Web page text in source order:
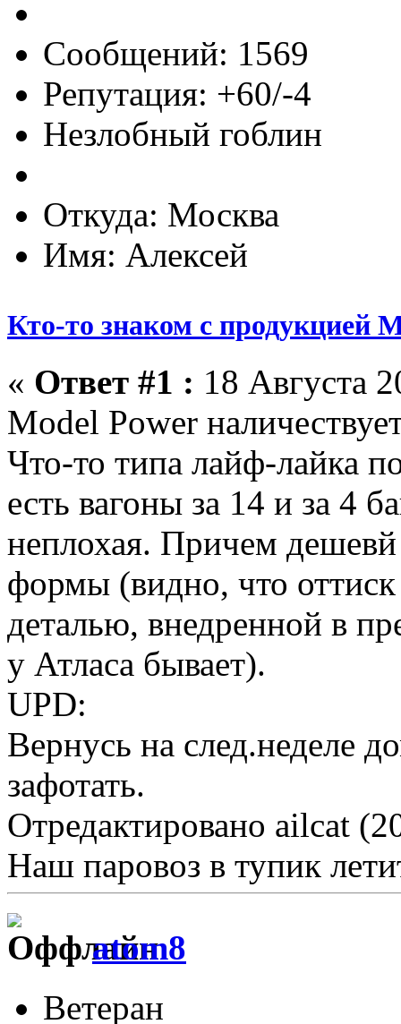
Сообщений: 1569
Репутация: +60/-4
Незлобный гоблин
Откуда: Москва
Имя: Алексей
Кто-то знаком с продукцией
« Ответ #1 : 18 Августа
Model Power
Что-то типа лайф-лайка
есть вагоны за 14 и за 4
неплохая. Причем
формы (видно, что оттиск
деталью, внедренной в
у Атласа бывает).
UPD:
Вернусь на след.неделе
зафотать.
Отредактировано ailcat
Наш паровоз в тупик
atom8
Ветеран